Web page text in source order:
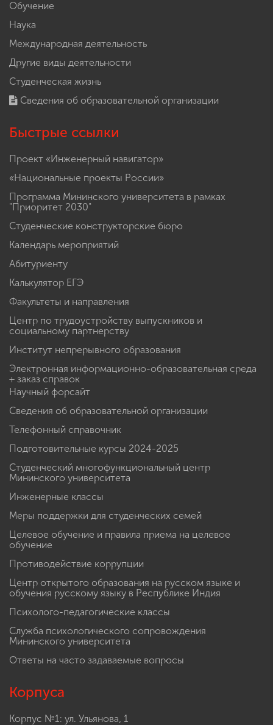
Обучение
Наука
Международная деятельность
Другие виды деятельности
Студенческая жизнь
Сведения об образовательной организации
Быстрые ссылки
Проект «Инженерный навигатор»
«Национальные проекты России»
Программа Мининского университета в рамках
"Приоритет 2030"
Студенческие конструкторские бюро
Календарь мероприятий
Абитуриенту
Калькулятор ЕГЭ
Факультеты и направления
Центр по трудоустройству выпускников и
социальному партнерству
Институт непрерывного образования
Электронная информационно-образовательная среда
+ заказ справок
Научный форсайт
Сведения об образовательной организации
Телефонный справочник
Подготовительные курсы 2024-2025
Студенческий многофункциональный центр
Мининского университета
Инженерные классы
Меры поддержки для студенческих семей
Целевое обучение и правила приема на целевое
обучение
Противодействие коррупции
Центр открытого образования на русском языке и
обучения русскому языку в Республике Индия
Психолого-педагогические классы
Служба психологического сопровождения
Мининского университета
Ответы на часто задаваемые вопросы
Корпуса
Корпус №1: ул. Ульянова, 1